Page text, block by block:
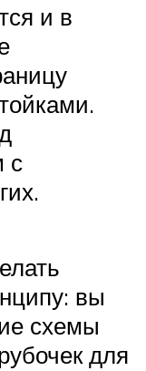
и в
с
вы
схемы
для